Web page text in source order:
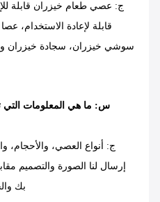
ج: عصي طعام خيزران قابلة
قابلة لإعادة الاستخدام، عصا
سوشي خيزران، سجادة خيزران
س: ما هي المعلومات التي
ج: أنواع العصي، والأحجام،
إرسال لنا الصورة والتصميم مقابل
بك